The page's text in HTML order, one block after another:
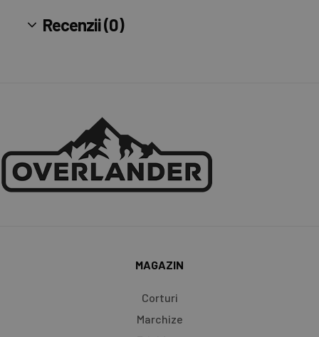
Recenzii (0)
MAGAZIN
Corturi
Marchize